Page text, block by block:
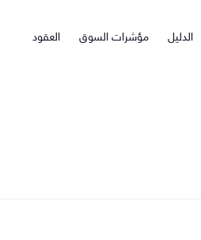
الدليل مؤشرات السوق العقود